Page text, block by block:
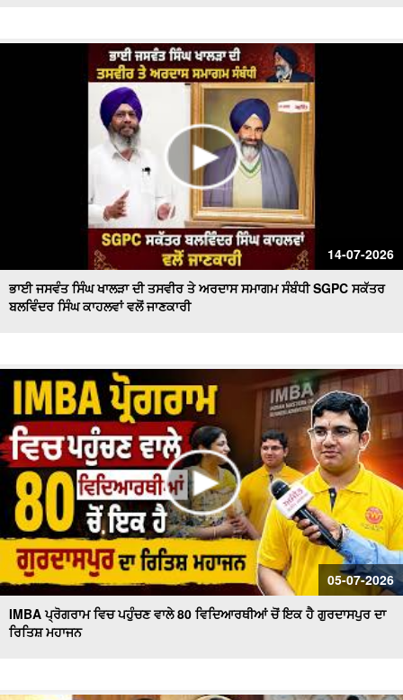
14-07-2026
ਭਾਈ ਜਸਵੰਤ ਸਿੰਘ ਖਾਲੜਾ ਦੀ ਤਸਵੀਰ ਤੇ ਅਰਦਾਸ ਸਮਾਗਮ ਸੰਬੰਧੀ SGPC ਸਕੱਤਰ
ਬਲਵਿੰਦਰ ਸਿੰਘ ਕਾਹਲਵਾਂ ਵਲੋਂ ਜਾਣਕਾਰੀ
05-07-2026
IMBA ਪ੍ਰੋਗਰਾਮ ਵਿਚ ਪਹੁੰਚਣ ਵਾਲੇ 80 ਵਿਦਿਆਰਥੀਆਂ ਚੋਂ ਇਕ ਹੈ ਗੁਰਦਾਸਪੁਰ ਦਾ
ਰਿਤਿਸ਼ ਮਹਾਜਨ